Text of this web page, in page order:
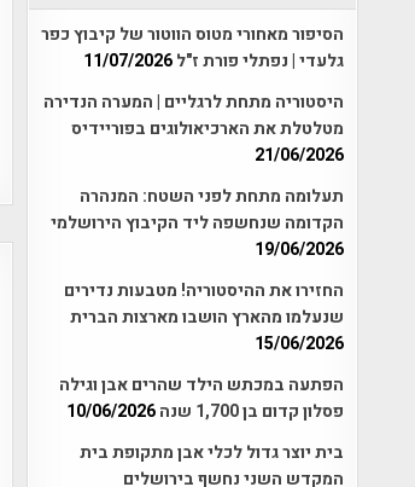
הסיפור מאחורי מטוס הווטור של קיבוץ כפר
גלעדי | נפתלי פורת ז"ל11/07/2026
היסטוריה מתחת לרגליים | המערה הנדירה
מטלטלת את הארכיאולוגים בפוריידיס
21/06/2026
תעלומה מתחת לפני השטח: המנהרה
הקדומה שנחשפה ליד הקיבוץ הירושלמי
19/06/2026
החזירו את ההיסטוריה! מטבעות נדירים
שנעלמו מהארץ הושבו מארצות הברית
15/06/2026
הפתעה במכתש הילד שהרים אבן וגילה
פסלון קדום בן 1,700 שנה
10/06/2026
בית יוצר גדול לכלי אבן מתקופת בית
המקדש השני נחשף בירושלים